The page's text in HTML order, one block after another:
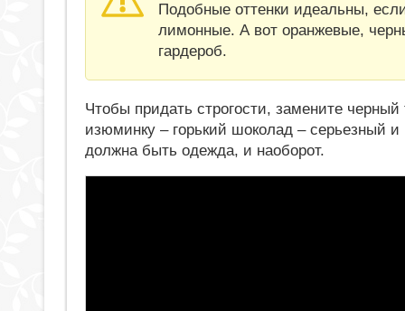
Подобные оттенки идеальны,
лимонные. А вот оранжевые,
гардероб.
Чтобы придать строгости, замените
изюминку – горький шоколад – серьезный
должна быть одежда, и наоборот.